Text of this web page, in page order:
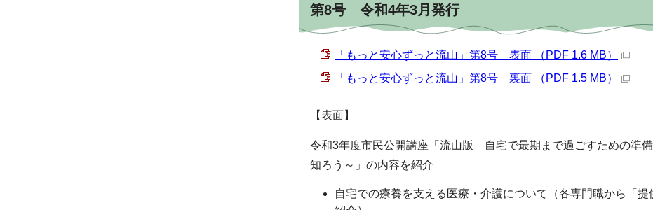
第8号 令和4年3月発行
「もっと安心ずっと流山」第8号 表面 （PDF 1.6 MB）
「もっと安心ずっと流山」第8号 裏面 （PDF 1.5 MB）
【表面】
令和3年度市民公開講座「流山版 自宅で最期まで過ごすための準
知ろう～」の内容を紹介
自宅での療養を支える医療・介護について（各専門職から「